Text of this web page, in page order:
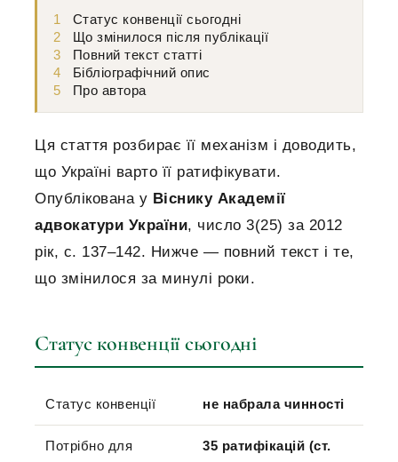
1
Статус конвенції сьогодні
2
Що змінилося після публікації
3
Повний текст статті
4
Бібліографічний опис
5
Про автора
Ця стаття розбирає її механізм і доводить,
що Україні варто її ратифікувати.
Опублікована у Віснику Академії
адвокатури України, число 3(25) за 2012
рік, с. 137–142. Нижче — повний текст і те,
що змінилося за минулі роки.
Статус конвенції сьогодні
Статус конвенції не набрала чинності
Потрібно для
35 ратифікацій (ст.